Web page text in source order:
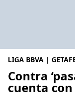
LIGA BBVA |
Contra
cuenta con